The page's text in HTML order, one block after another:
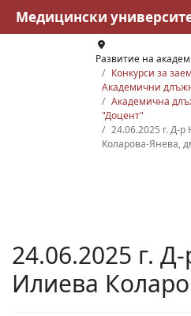
Развитие на
Конкурси за
Академични
Академична
"Доцент"
24.06.2025 г. Д-
Коларова-Янева,
24.06.2025 г.
Илиева
Медицински